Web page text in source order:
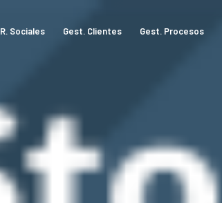
R. Sociales Gest. Clientes Gest. Procesos